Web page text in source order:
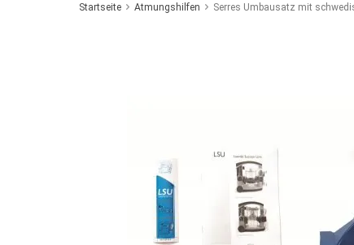
Startseite Atmungshilfen Serres Umbausatz mit